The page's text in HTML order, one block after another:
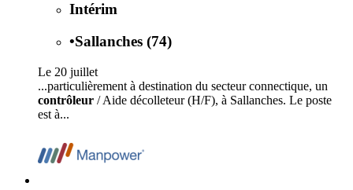
Intérim
•Sallanches (74)
Le 20 juillet
...particulièrement à destination du secteur connectique, un
contrôleur / Aide décolleteur (H/F), à Sallanches. Le poste
est à...